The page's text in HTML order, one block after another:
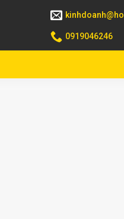
0919046246